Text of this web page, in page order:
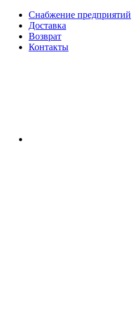
Снабжение предприятий
Доставка
Возврат
Контакты